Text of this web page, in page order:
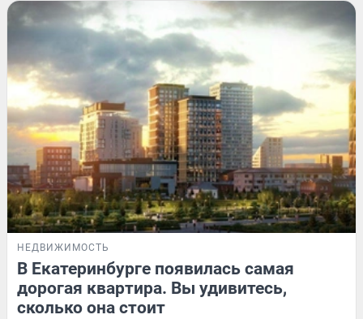
НЕДВИЖИМОСТЬ
В Екатеринбурге появилась самая
дорогая квартира. Вы удивитесь,
сколько она стоит